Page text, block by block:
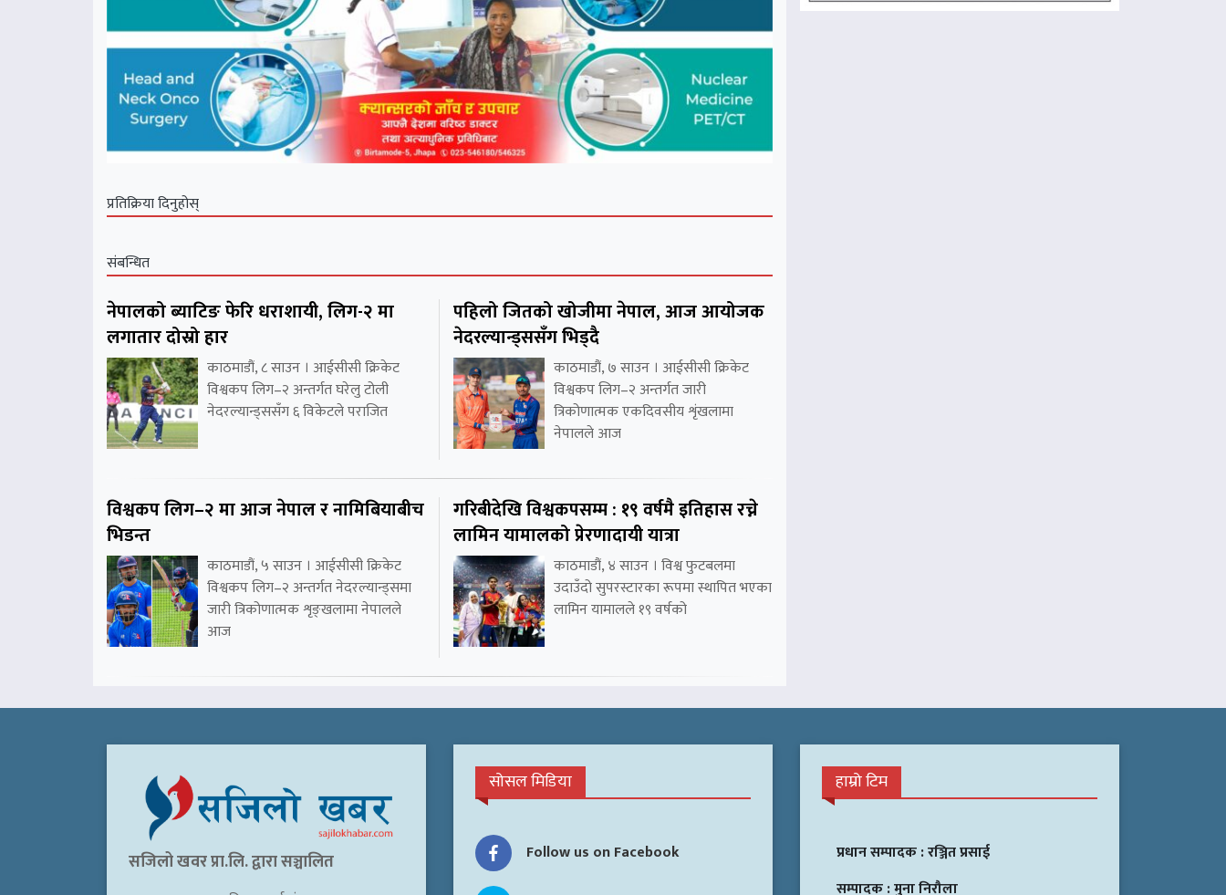
प्रतिक्रिया दिनुहोस्
संबन्धित
नेपालको ब्याटिङ फेरि धराशायी, लिग-२ मा
लगातार दोस्रो हार
काठमाडौं, ८ साउन । आईसीसी क्रिकेट
विश्वकप लिग–२ अन्तर्गत घरेलु टोली
नेदरल्यान्ड्ससँग ६ विकेटले पराजित
पहिलो जितको खोजीमा नेपाल, आज आयोजक
नेदरल्यान्ड्ससँग भिड्दै
काठमाडौं, ७ साउन । आईसीसी क्रिकेट
विश्वकप लिग–२ अन्तर्गत जारी
त्रिकोणात्मक एकदिवसीय शृंखलामा
नेपालले आज
विश्वकप लिग–२ मा आज नेपाल र नामिबियाबीच
भिडन्त
काठमाडौं, ५ साउन । आईसीसी क्रिकेट
विश्वकप लिग–२ अन्तर्गत नेदरल्यान्ड्समा
जारी त्रिकोणात्मक शृङ्खलामा नेपालले
आज
गरिबीदेखि विश्वकपसम्म : १९ वर्षमै इतिहास रच्ने
लामिन यामालको प्रेरणादायी यात्रा
काठमाडौं, ४ साउन । विश्व फुटबलमा
उदाउँदो सुपरस्टारका रूपमा स्थापित भएका
लामिन यामालले १९ वर्षको
सजिलो खवर प्रा.लि. द्वारा सञ्चालित
सोसल मिडिया
Follow us on Facebook
हाम्रो टिम
प्रधान सम्पादक :रञ्जित प्रसाई
सम्पादक :मुना निरौला